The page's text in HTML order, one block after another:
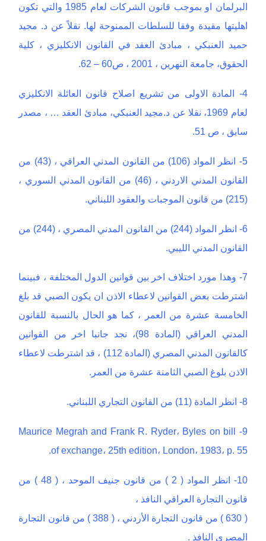
البرلمان او بموجب قانون الشركات لعام 1985 والتي تكون
اهليتها مقيدة وفقا للسلطات الممنوحة لها. نقلاً عن د. مجيد
حميد العنبكي ، مبادئ العقد في القانون الانكليزي ، كلية
الحقوق، جامعة النهرين ، 2001 ، ص60 – 62.
4- المادة الاولى من تشريع اصلاح قانون العائلة الانكليزي
لعام 1969، نقلا عن د.مجيد العنبكي، مبادئ العقد … ، مصدر
سابق ، ص 51.
5- انظر المواد (106) من القانون المدني العراقي ، (43) من
القانون المدني الاردني ، (46) من القانون المدني السوري ،
(215) من قانون الموجبات والعقود اللبناني.
6- انظر المواد (244) من القانون المدني المصري ، (244) من
القانون المدني الليبي.
7- وهذا مورد اختلاف اخر بين قوانين الدول المختلفة ، فبينما
اشترطت بعض القوانين لاعطاء الاذن ان يكون الصبي قد بلغ
الخامسة عشرة من العمر ، كما هو الحال بالنسبة للقانون
المدني العراقي (المادة 98)، نجد جانبا اخر من القوانين
كالقانون المدني المصري (المادة 112) ، قد اشترطت لاعطاء
الاذن بلوغ الصبي الثامنة عشرة من العمر.
8- انظر المادة (11) من القانون التجاري اللبناني.
9- Maurice Megrah and Frank R. Ryder، Byles on bill
of exchange، 25th edition، London، 1983، p. 55.
10- انظر المواد ( 2 ) من قانون جنيف الموحد ، ( 48 ) من
قانون التجارة العراقي النافذ ،
( 630 ) من قانون التجارة الأردني ، ( 388 ) من قانون التجارة
المصري النافذ .